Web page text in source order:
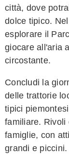
città, dove
dolce tipico.
esplorare il
giocare all'aria
circostante.
Concludi la
delle trattorie
tipici
familiare. Rivoli
famiglie, con
grandi e piccini.